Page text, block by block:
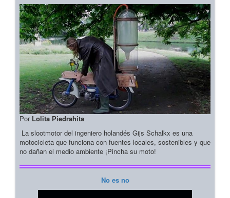
Por Lolita Piedrahita
La slootmotor del ingeniero holandés Gijs Schalkx es una
motocicleta que funciona con fuentes locales, sostenibles y que
no dañan el medio ambiente ¡Pincha su moto!
No es no